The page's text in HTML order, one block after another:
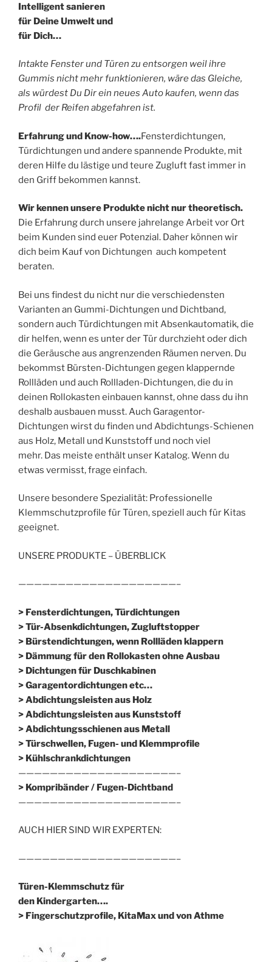
Intelligent sanieren
für Deine Umwelt und
für Dich…
Intakte Fenster und Türen zu entsorgen weil ihre
Gummis nicht mehr funktionieren, wäre das Gleiche,
als würdest Du Dir ein neues Auto kaufen, wenn das
Profil der Reifen abgefahren ist.
Erfahrung und Know-how….Fensterdichtungen,
Türdichtungen und andere spannende Produkte, mit
deren Hilfe du lästige und teure Zugluft fast immer in
den Griff bekommen kannst.
Wir kennen unsere Produkte nicht nur theoretisch.
Die Erfahrung durch unsere jahrelange Arbeit vor Ort
beim Kunden sind euer Potenzial. Daher können wir
dich beim Kauf von Dichtungen auch kompetent
beraten.
Bei uns findest du nicht nur die verschiedensten
Varianten an Gummi-Dichtungen und Dichtband,
sondern auch Türdichtungen mit Absenkautomatik, die
dir helfen, wenn es unter der Tür durchzieht oder dich
die Geräusche aus angrenzenden Räumen nerven. Du
bekommst Bürsten-Dichtungen gegen klappernde
Rollläden und auch Rollladen-Dichtungen, die du in
deinen Rollokasten einbauen kannst, ohne dass du ihn
deshalb ausbauen musst. Auch Garagentor-
Dichtungen wirst du finden und Abdichtungs-Schienen
aus Holz, Metall und Kunststoff und noch viel
mehr. Das meiste enthält unser Katalog. Wenn du
etwas vermisst, frage einfach.
Unsere besondere Spezialität: Professionelle
Klemmschutzprofile für Türen, speziell auch für Kitas
geeignet.
UNSERE PRODUKTE – ÜBERBLICK
————————————————————–
> Fensterdichtungen, Türdichtungen
> Tür-Absenkdichtungen, Zugluftstopper
> Bürstendichtungen, wenn Rollläden klappern
> Dämmung für den Rollokasten ohne Ausbau
> Dichtungen für Duschkabinen
> Garagentordichtungen etc…
> Abdichtungsleisten aus Holz
> Abdichtungsleisten aus Kunststoff
> Abdichtungsschienen aus Metall
> Türschwellen, Fugen- und Klemmprofile
> Kühlschrankdichtungen
————————————————————–
> Kompribänder / Fugen-Dichtband
————————————————————–
AUCH HIER SIND WIR EXPERTEN:
————————————————————–
Türen-Klemmschutz für
den Kindergarten….
> Fingerschutzprofile, KitaMax und von Athme